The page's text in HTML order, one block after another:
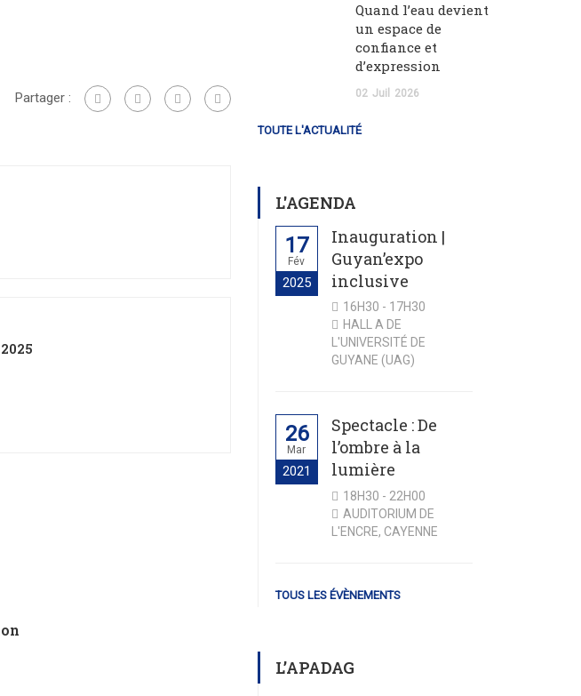
Partager :
Quand l’eau devient
un espace de
confiance et
d’expression
02 Juil 2026
TOUTE L'ACTUALITÉ
L'AGENDA
17
Fév
2025
Inauguration |
Guyan’expo
inclusive
16H30 - 17H30
HALL A DE
L'UNIVERSITÉ DE
GUYANE (UAG)
26
Mar
2021
Spectacle : De
l’ombre à la
lumière
18H30 - 22H00
AUDITORIUM DE
L'ENCRE, CAYENNE
TOUS LES ÉVÈNEMENTS
L’APADAG